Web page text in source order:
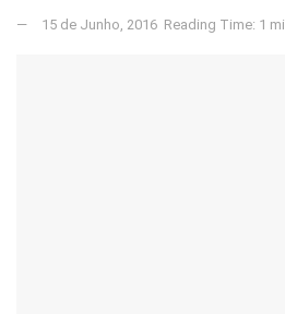
15 de Junho, 2016 Reading Time: 1